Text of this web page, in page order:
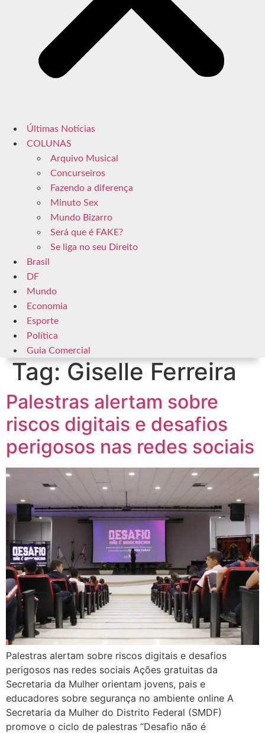
Últimas Notícias
COLUNAS
Arquivo Musical
Concurseiros
Fazendo a diferença
Minuto Sex
Mundo Bizarro
Será que é FAKE?
Se liga no seu Direito
Brasil
DF
Mundo
Economia
Esporte
Política
Guia Comercial
Tag:Giselle Ferreira
Palestras alertam sobre
riscos digitais e desafios
perigosos nas redes sociais
Palestras alertam sobre riscos digitais e desafios
perigosos nas redes sociais Ações gratuitas da
Secretaria da Mulher orientam jovens, pais e
educadores sobre segurança no ambiente online A
Secretaria da Mulher do Distrito Federal (SMDF)
promove o ciclo de palestras “Desafio não é